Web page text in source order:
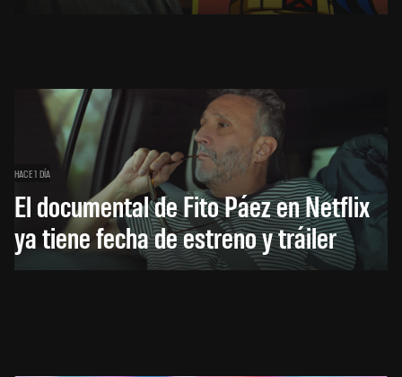
HACE 1 DÍA
El documental de Fito Páez en Netflix
ya tiene fecha de estreno y tráiler